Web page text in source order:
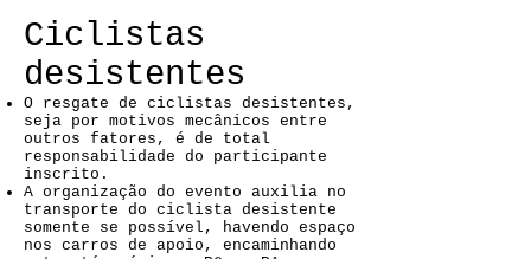
Ciclistas
desistentes
O resgate de ciclistas desistentes,
seja por motivos mecânicos entre
outros fatores, é de total
responsabilidade do participante
inscrito.
A organização do evento auxilia no
transporte do ciclista desistente
somente se possível, havendo espaço
nos carros de apoio, encaminhando